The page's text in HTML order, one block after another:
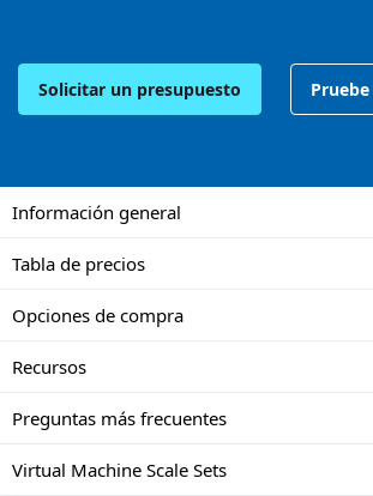
Solicitar un presupuesto
Información general
Tabla de precios
Opciones de compra
Recursos
Preguntas más frecuentes
Virtual Machine Scale Sets